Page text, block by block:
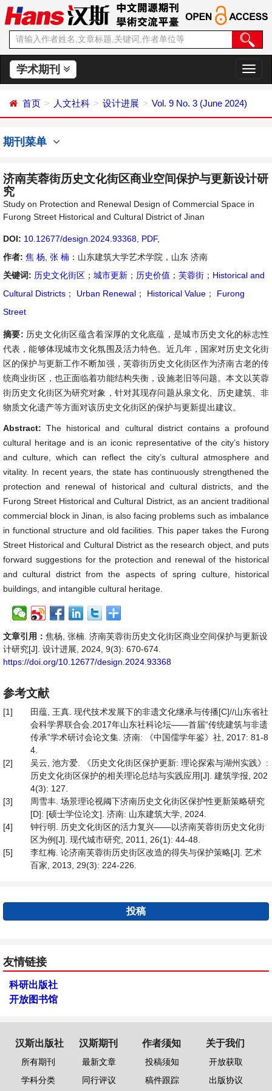
学术期刊
切
换
首页 人文社科 设计进展 Vol. 9 No. 3 (June 2024)
期刊菜单
济南芙蓉街历史文化街区商业空间保护与更新设计研
究
Study on Protection and Renewal Design of Commercial Space in
Furong Street Historical and Cultural District of Jinan
DOI: 10.12677/design.2024.93368 PDF,
作者: 焦 杨 张 楠 ：山东建筑大学艺术学院，山东 济南
关键词: 历史文化街区 ； 城市更新 ； 历史价值 ； 芙蓉街 ； Historical and
Cultural Districts ； Urban Renewal ； Historical Value ；
Furong
Street
摘要: 历史文化街区蕴含着深厚的文化底蕴，是城市历史文化的标志性
代表，能够体现城市文化氛围及活力特色。近几年，国家对历史文化街
区的保护与更新工作不断加强，芙蓉街历史文化街区作为济南古老的传
统商业街区，也正面临着功能结构失衡，设施老旧等问题。本文以芙蓉
街历史文化街区为研究对象，针对其现存问题从泉文化、历史建筑、非
物质文化遗产等方面对该历史文化街区的保护与更新提出建议。
Abstract:The historical and cultural district contains a profound
cultural heritage and is an iconic representative of the city’s history
and culture, which can reflect the city’s cultural atmosphere and
vitality. In recent years, the state has continuously strengthened the
protection and renewal of historical and cultural districts, and the
Furong Street Historical and Cultural District, as an ancient traditional
commercial block in Jinan, is also facing problems such as imbalance
in functional structure and old facilities. This paper takes the Furong
Street Historical and Cultural District as the research object, and puts
forward suggestions for the protection and renewal of the historical
and cultural district from the aspects of spring culture, historical
buildings, and intangible cultural heritage.
文章引用： 焦杨, 张楠. 济南芙蓉街历史文化街区商业空间保护与更新设
计研究[J]. 设计进展, 2024, 9(3): 670-674.
https://doi.org/10.12677/design.2024.93368
参考文献
[1]
田蕴, 王真. 现代技术发展下的非遗文化继承与传播[C]//山东省社
会科学界联合会.2017年山东社科论坛——首届“传统建筑与非遗
传承”学术研讨会论文集. 济南: 《中国儒学年鉴》社, 2017: 81-8
4.
[2]
吴云, 池方爱. 《历史文化街区保护更新: 理论探索与湖州实践》:
历史文化街区保护的相关理论总结与实践应用[J]. 建筑学报, 202
4(3): 127.
[3]
周雪丰. 场景理论视阈下济南历史文化街区保护性更新策略研究
[D]: [硕士学位论文]. 济南: 山东建筑大学, 2024.
[4]
钟行明. 历史文化街区的活力复兴——以济南芙蓉街历史文化街
区为例[J]. 现代城市研究, 2011, 26(1): 44-48.
[5]
李红梅. 论济南芙蓉街历史街区改造的得失与保护策略[J]. 艺术
百家, 2013, 29(3): 224-226.
投稿
友情链接
科研出版社
开放图书馆
汉斯出版社
所有期刊
学科分类
汉斯期刊
最新文章
同行评议
作者须知
投稿须知
稿件跟踪
关于我们
开放获取
出版协议